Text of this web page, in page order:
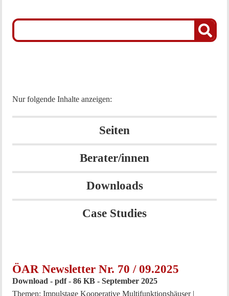
Nur folgende Inhalte anzeigen:
Seiten
Berater/innen
Downloads
Case Studies
ÖAR Newsletter Nr. 70 / 09.2025
Download - pdf - 86 KB - September 2025
Themen: Impulstage Kooperative Multifunktionshäuser |